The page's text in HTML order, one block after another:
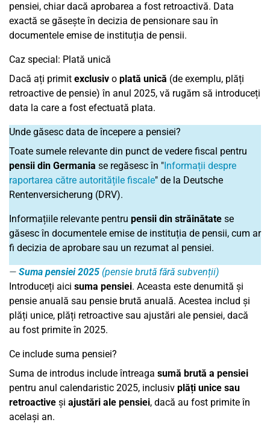
pensiei, chiar dacă aprobarea a fost retroactivă. Data
exactă se găsește în decizia de pensionare sau în
documentele emise de instituția de pensii.
Caz special: Plată unică
Dacă ați primit exclusiv o plată unică (de exemplu, plăți
retroactive de pensie) în anul 2025, vă rugăm să introduceți
data la care a fost efectuată plata.
Unde găsesc data de începere a pensiei?
Toate sumele relevante din punct de vedere fiscal pentru
pensii din Germania se regăsesc în "Informații despre
raportarea către autoritățile fiscale" de la Deutsche
Rentenversicherung (DRV).
Informațiile relevante pentru pensii din străinătate se
găsesc în documentele emise de instituția de pensii, cum ar
fi decizia de aprobare sau un rezumat al pensiei.
Suma pensiei 2025 (pensie brută fără subvenții)
Introduceți aici suma pensiei. Aceasta este denumită și
pensie anuală sau pensie brută anuală. Acestea includ și
plăți unice, plăți retroactive sau ajustări ale pensiei, dacă
au fost primite în 2025.
Ce include suma pensiei?
Suma de introdus include întreaga sumă brută a pensiei
pentru anul calendaristic 2025, inclusiv plăți unice sau
retroactive și ajustări ale pensiei, dacă au fost primite în
același an.